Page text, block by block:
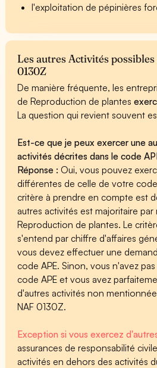
l'exploitation de pépinières
Les autres Activités possibles
0130Z
De manière fréquente, les
de Reproduction de plantes
La question qui revient souvent
Est-ce que je peux exercer une
activités décrites dans le code
Réponse :Oui, vous pouvez
différentes de celle de votre
critère à prendre en compte est
autres activités est majoritaire
Reproduction de plantes. Le
s'entend par chiffre d'affaires
vous devez effectuer une
code APE. Sinon, vous n'avez
code APE et vous avez
d'autres activités non
NAF 0130Z.
Exception si vous exercez
assurances de responsabilité
activités en dehors des activités